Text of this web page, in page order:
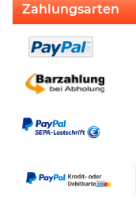
Zahlungsarten